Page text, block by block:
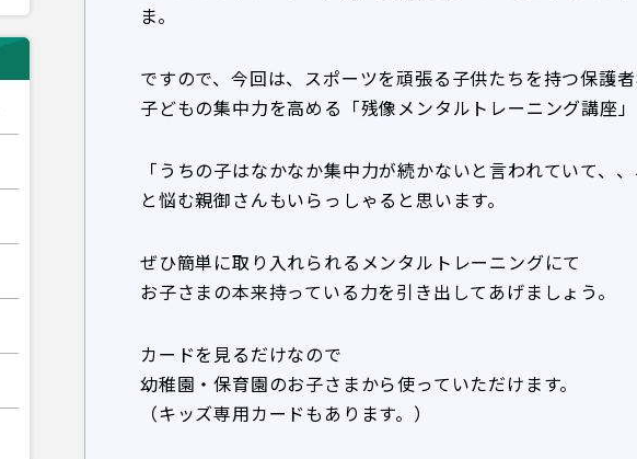
ま。
ですので、今回は、スポーツを頑張る子供たちを持つ保護
子どもの集中力を高める「残像メンタルトレーニング講座
「うちの子はなかなか集中力が続かないと言われていて、
と悩む親御さんもいらっしゃると思います。
ぜひ簡単に取り入れられるメンタルトレーニングにて
お子さまの本来持っている力を引き出してあげましょう。
カードを見るだけなので
幼稚園・保育園のお子さまから使っていただけます。
（キッズ専用カードもあります。）